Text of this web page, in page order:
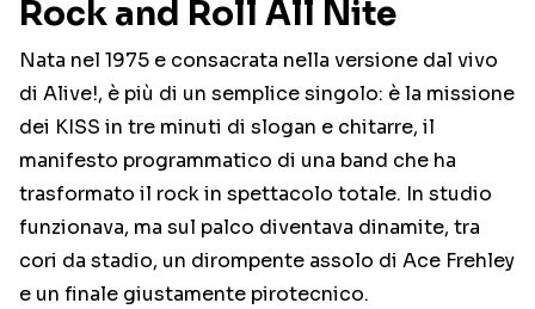
Rock and Roll All Nite
Nata nel 1975 e consacrata nella versione dal vivo
di Alive!, è più di un semplice singolo: è la missione
dei KISS in tre minuti di slogan e chitarre, il
manifesto programmatico di una band che ha
trasformato il rock in spettacolo totale. In studio
funzionava, ma sul palco diventava dinamite, tra
cori da stadio, un dirompente assolo di Ace Frehley
e un finale giustamente pirotecnico.